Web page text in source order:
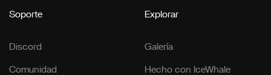
Soporte
Discord
Comunidad
Explorar
Galería
Hecho con IceWhale